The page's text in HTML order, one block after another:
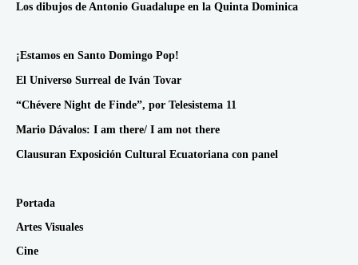
Los dibujos de Antonio Guadalupe en la Quinta Dominica
¡Estamos en Santo Domingo Pop!
El Universo Surreal de Iván Tovar
“Chévere Night de Finde”, por Telesistema 11
Mario Dávalos: I am there/ I am not there
Clausuran Exposición Cultural Ecuatoriana con panel
Portada
Artes Visuales
Cine